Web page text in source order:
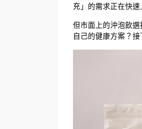
充」的需求正在快速
但市面上的沖泡飲
自己的健康方案？